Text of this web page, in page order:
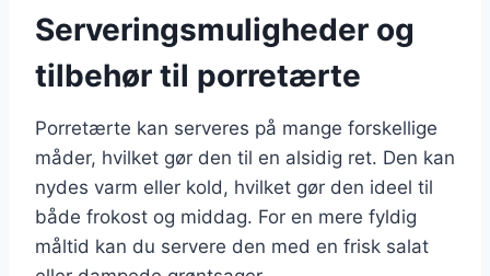
Serveringsmuligheder og
tilbehør til porretærte
Porretærte kan serveres på mange forskellige
måder, hvilket gør den til en alsidig ret. Den kan
nydes varm eller kold, hvilket gør den ideel til
både frokost og middag. For en mere fyldig
måltid kan du servere den med en frisk salat